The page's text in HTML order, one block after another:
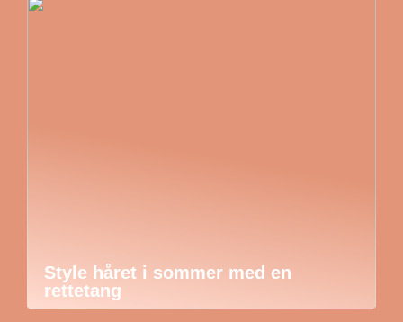
Style håret i sommer med en
rettetang